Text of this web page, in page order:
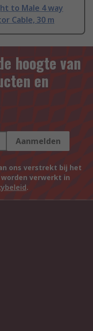
to Male 4 way
Cable, 30 m
hoogte van
en
Aanmelden
ons verstrekt bij het
verwerkt in
.